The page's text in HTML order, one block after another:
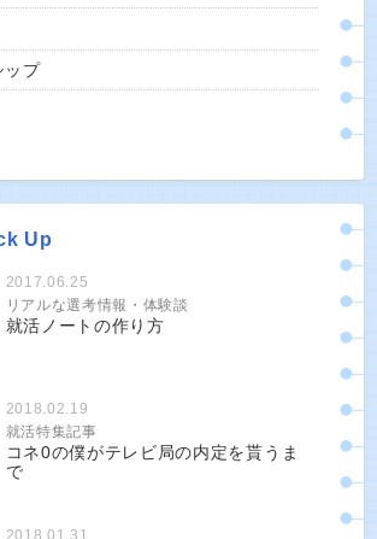
ップ
Up
2017.06.25
リアルな選考情報・体験談
就活ノートの作り方
2018.02.19
就活特集記事
コネ0の僕がテレビ局の内定を貰うま
で
2018.01.31